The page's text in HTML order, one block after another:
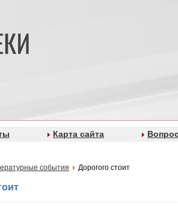
Карта сайта
события Дорогого стоит